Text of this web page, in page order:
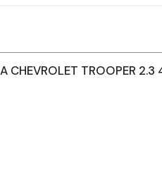
CHEVROLET TROOPER 2.3